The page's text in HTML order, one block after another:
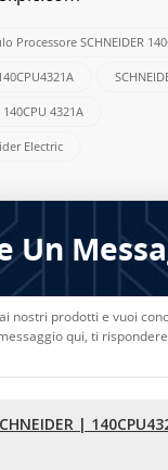
Processore SCHNEIDER
140CPU 4321A
Electric
Un
nostri prodotti e vuoi
qui, ti
|